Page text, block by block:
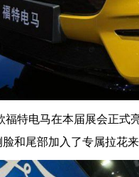
福特电马在本届展会正式
和尾部加入了专属拉花来